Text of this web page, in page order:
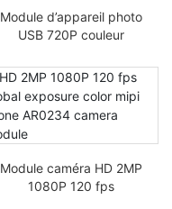
Module d’appareil photo
USB 720P couleur
obturateur global pour
algorithme de vision par
ordinateur
Module caméra HD 2MP
1080P 120 fps